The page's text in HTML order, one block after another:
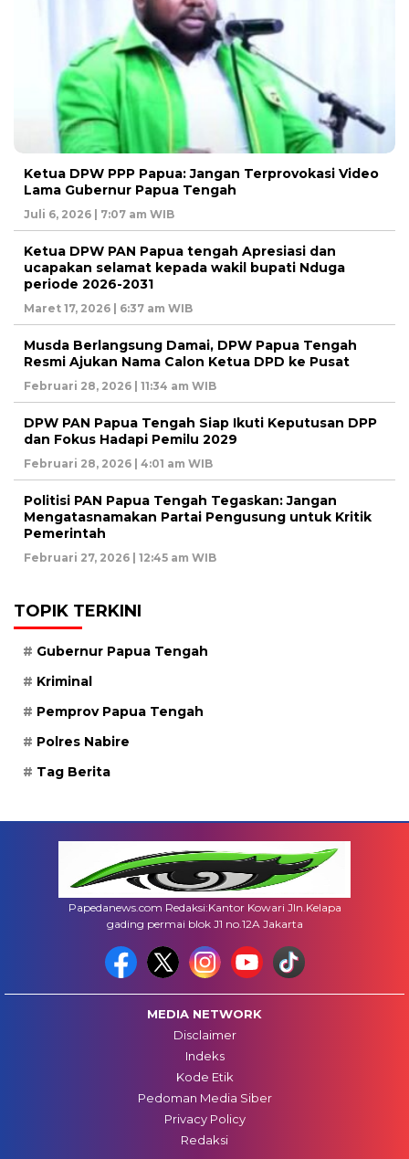
Ketua DPW PPP Papua: Jangan Terprovokasi Video
Lama Gubernur Papua Tengah
Juli 6, 2026 | 7:07 am WIB
Ketua DPW PAN Papua tengah Apresiasi dan
ucapakan selamat kepada wakil bupati Nduga
periode 2026-2031
Maret 17, 2026 | 6:37 am WIB
Musda Berlangsung Damai, DPW Papua Tengah
Resmi Ajukan Nama Calon Ketua DPD ke Pusat
Februari 28, 2026 | 11:34 am WIB
DPW PAN Papua Tengah Siap Ikuti Keputusan DPP
dan Fokus Hadapi Pemilu 2029
Februari 28, 2026 | 4:01 am WIB
Politisi PAN Papua Tengah Tegaskan: Jangan
Mengatasnamakan Partai Pengusung untuk Kritik
Pemerintah
Februari 27, 2026 | 12:45 am WIB
TOPIK TERKINI
Gubernur Papua Tengah
Kriminal
Pemprov Papua Tengah
Polres Nabire
Tag Berita
Papedanews.com Redaksi:Kantor Kowari Jln.Kelapa
gading permai blok J1 no.12A Jakarta
MEDIA NETWORK
Disclaimer
Indeks
Kode Etik
Pedoman Media Siber
Privacy Policy
Redaksi